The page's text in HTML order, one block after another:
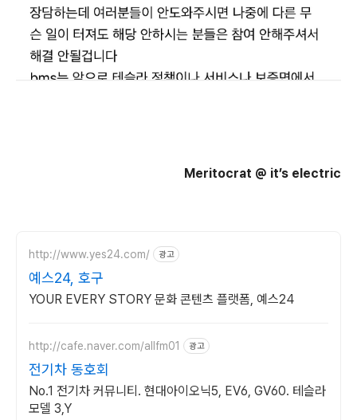
Meritocrat @ it’s electric
http://www.yes24.com/ 광고
예스24, 호구
YOUR EVERY STORY 문화 콘텐츠 플랫폼, 예스24
http://cafe.naver.com/allfm01 광고
전기차 동호회
No.1 전기차 커뮤니티. 현대아이오닉5, EV6, GV60. 테슬라
모델 3,Y